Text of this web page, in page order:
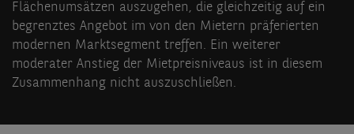
Flächenumsätzen auszugehen, die gleichzeitig auf ein
begrenztes Angebot im von den Mietern präferierten
modernen Marktsegment treffen. Ein weiterer
moderater Anstieg der Mietpreisniveaus ist in diesem
Zusammenhang nicht auszuschließen.